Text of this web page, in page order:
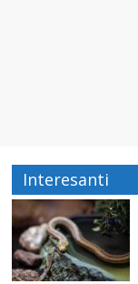
Interesanti